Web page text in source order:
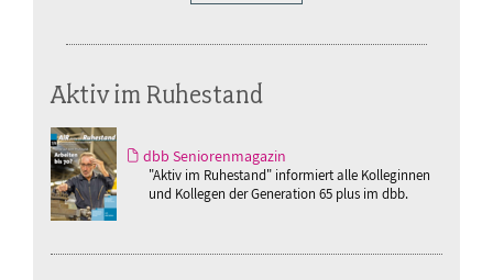
Aktiv im Ruhestand
dbb Seniorenmagazin
"Aktiv im Ruhestand" informiert alle Kolleginnen
und Kollegen der Generation 65 plus im dbb.